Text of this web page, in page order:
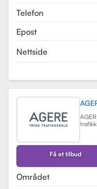
Telefon
Epost
Nettside
og
og
på
Få et tilbud
Området